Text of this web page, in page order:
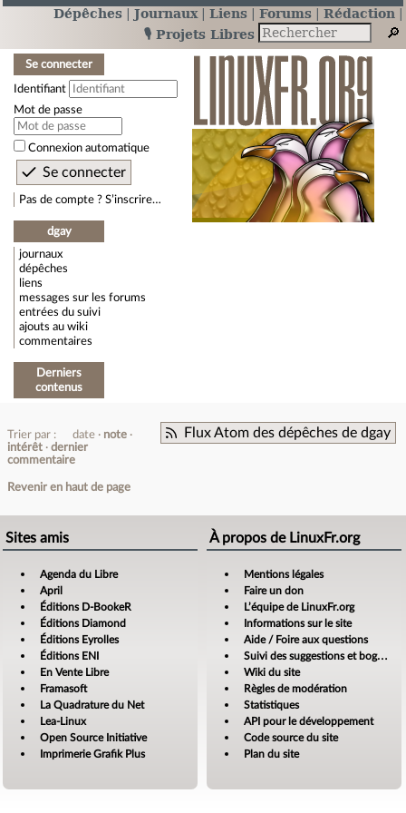
Dépêches Journaux Liens Forums
Rédaction
🎙️ Projets Libres
Se connecter
Identifiant
Mot de passe
Connexion automatique
Pas de compte ? S’inscrire…
dgay
journaux
dépêches
liens
messages sur les forums
entrées du suivi
ajouts au wiki
commentaires
Derniers
contenus
Flux Atom des dépêches de dgay
Trier par : date
note
intérêt
dernier
commentaire
Revenir en haut de page
Sites amis
Agenda du Libre
April
Éditions D-BookeR
Éditions Diamond
Éditions Eyrolles
Éditions ENI
En Vente Libre
Framasoft
La Quadrature du Net
Lea-Linux
Open Source Initiative
Imprimerie Grafik Plus
À propos de LinuxFr.org
Mentions légales
Faire un don
L’équipe de LinuxFr.org
Informations sur le site
Aide / Foire aux questions
Suivi des suggestions et bogues
Wiki du site
Règles de modération
Statistiques
API pour le développement
Code source du site
Plan du site